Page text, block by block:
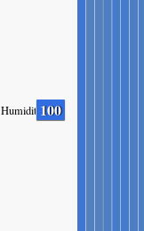
Humidity100